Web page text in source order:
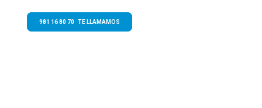
981 16 80 70 TE LLAMAMOS